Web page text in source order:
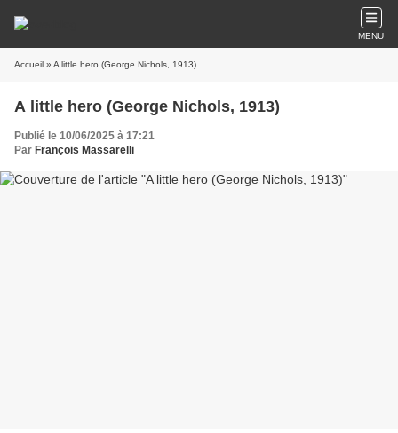
MENU
Accueil » A little hero (George Nichols, 1913)
A little hero (George Nichols, 1913)
Publié le 10/06/2025 à 17:21
Par François Massarelli